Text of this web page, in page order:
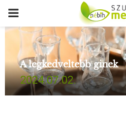
P
I
M
A legkedveltebb ginek
2024.07.02.